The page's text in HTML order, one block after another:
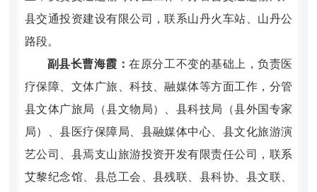
县交通投资建设有限公司 ，联系山丹火车站、山丹公
路段。
副县长曹海霞：在原分工不变的基础上，负责医
疗保障
文体广旅、科技、融媒体等方面工作， 分管
县文体广旅局（县文物局）、县科技局（县外国专家
局）、县医疗保障局
县融媒体中心、县文化旅游演
艺公司
县焉支山旅游投资开发有限责任公司 ， 联系
艾黎纪念馆、县总工会、县残联、县科协、县文联、